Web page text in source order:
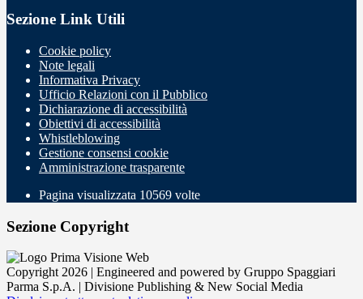
Sezione Link Utili
Cookie policy
Note legali
Informativa Privacy
Ufficio Relazioni con il Pubblico
Dichiarazione di accessibilità
Obiettivi di accessibilità
Whistleblowing
Gestione consensi cookie
Amministrazione trasparente
Pagina visualizzata 10569 volte
Sezione Copyright
Copyright 2026 | Engineered and powered by Gruppo Spaggiari
Parma S.p.A. | Divisione Publishing & New Social Media